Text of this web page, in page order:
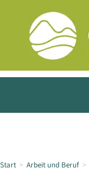
Start > Arbeit und Beruf >